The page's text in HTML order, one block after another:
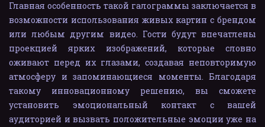
Главная особенность такой галограммы заключается в
возможности использования живых картин с брендом
или любым другим видео. Гости будут впечатлены
проекцией ярких изображений, которые словно
оживают перед их глазами, создавая неповторимую
атмосферу и запоминающиеся моменты. Благодаря
такому инновационному решению, вы сможете
установить эмоциональный контакт с вашей
аудиторией и вызвать положительные эмоции уже на